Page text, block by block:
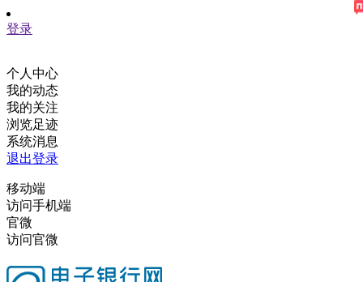
登录
个人中心
我的动态
我的关注
浏览足迹
系统消息
退出登录
移动端
访问手机端
官微
访问官微